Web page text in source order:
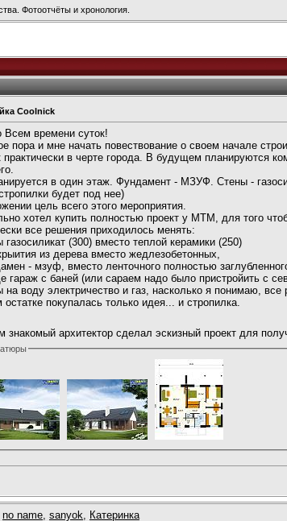
Фотоотчёты и хронология.
Coolnick
Всем времени суток!
пора и мне начать повествование о своем начале
практически в черте города. В будущем планируются
в один этаж. Фундамент - МЗУФ. Стены -
будет под нее)
цель всего этого мероприятия.
хотел купить полностью проект у MTM, для того
все решения приходилось менять:
газосиликат (300) вместо теплой керамики (250)
из дерева вместо жедлезобетонных,
- мзуф, вместо ленточного полностью
гараж с баней (или сараем надо было пристройить с
на воду электричество и газ, насколько я понимаю,
остатке покупалась только идея... и стропилка.
знакомый архитектор сделал эскизный проект для
no name, sanyok, Катеринка